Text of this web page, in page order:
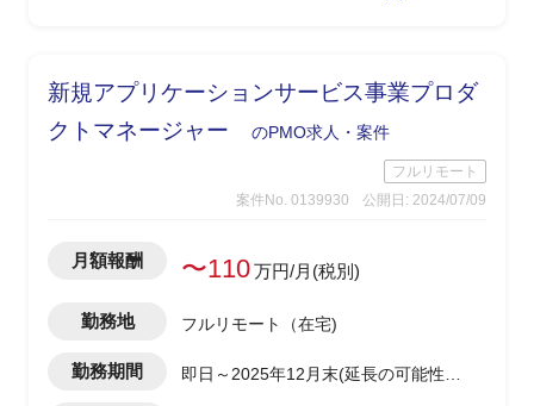
新規アプリケーションサービス事業プロダ
クトマネージャー
のPMO求人・案件
フルリモート
案件No. 0139930
公開日: 2024/07/09
月額報酬 〜110万円/月(税別)
勤務地 フルリモート（在宅)
勤務期間
即日～2025年12月末(延長の可能性有